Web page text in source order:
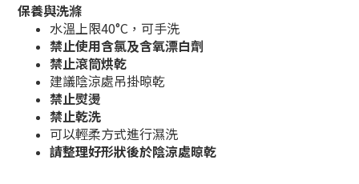
保養與洗滌
水溫上限40°C，可手洗
禁止使用含氯及含氧漂白劑
禁止滾筒烘乾
建議陰涼處吊掛晾乾
禁止熨燙
禁止乾洗
可以輕柔方式進行濕洗
請整理好形狀後於陰涼處晾乾